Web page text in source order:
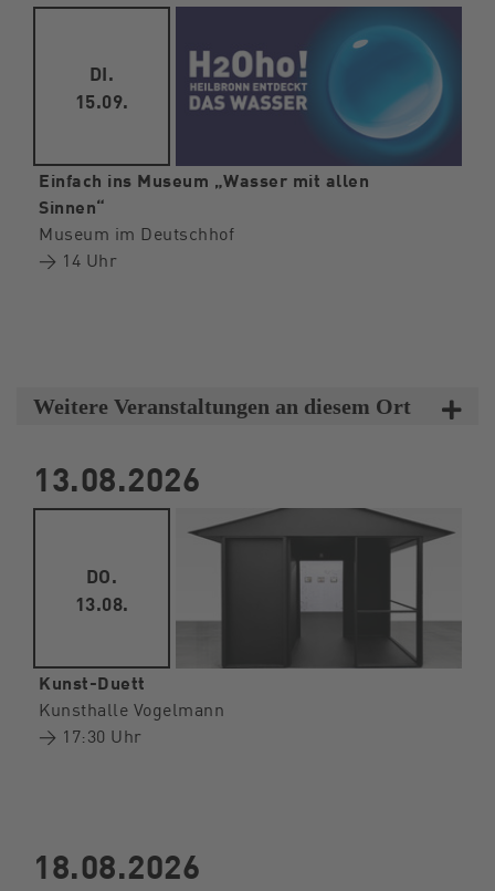
DI.
15.09.
Einfach ins Museum „Wasser mit allen
Sinnen“
Museum im Deutschhof
→ 14 Uhr
Weitere Veranstaltungen an diesem Ort
13.08.2026
DO.
13.08.
Kunst-Duett
Kunsthalle Vogelmann
→ 17:30 Uhr
18.08.2026